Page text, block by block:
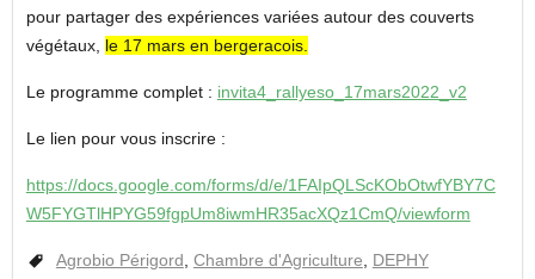
pour partager des expériences variées autour des couverts
végétaux, le 17 mars en bergeracois.
Le programme complet : invita4_rallyeso_17mars2022_v2
Le lien pour vous inscrire :
https://docs.google.com/forms/d/e/1FAIpQLScKObOtwfYBY7C
W5FYGTlHPYG59fgpUm8iwmHR35acXQz1CmQ/viewform
Agrobio Périgord, Chambre d'Agriculture, DEPHY